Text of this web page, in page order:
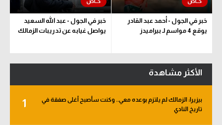
خبر في الجول - أحمد عبد القادر
يوقع 4 مواسم لـ بيراميدز
خبر في الجول - عبد الله السعيد
يواصل غيابه عن تدريبات الزمالك
الأكثر مشاهدة
1
بيزيرا: الزمالك لم يلتزم بوعده معي.. وكنت سأصبح أغلى صفقة في
تاريخ النادي